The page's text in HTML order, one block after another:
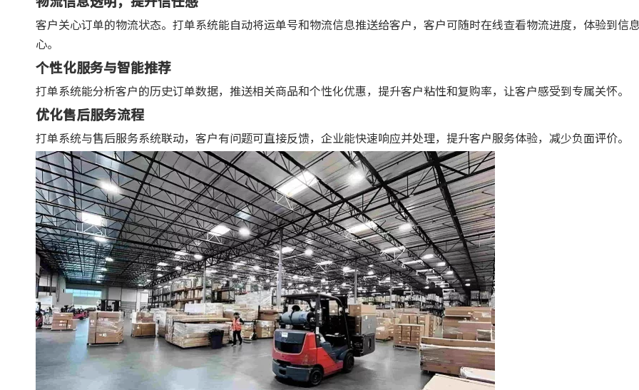
客户关心订单的物流状态。打单系统能自动将运单号和物流信息推送给客户，客户可随时在线查看物流进度，体验到信
心。
个性化服务与智能推荐
打单系统能分析客户的历史订单数据，推送相关商品和个性化优惠，提升客户粘性和复购率，让客户感受到专属关怀。
优化售后服务流程
打单系统与售后服务系统联动，客户有问题可直接反馈，企业能快速响应并处理，提升客户服务体验，减少负面评价。